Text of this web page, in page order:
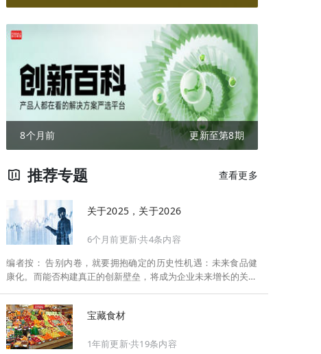
8个月前 更新至第8期
推荐专题 查看更多
关于2025，关于2026
6个月前更新·共4条内容
编者按： 告别内卷，就要拥抱确定的历史性机遇：未来食品健
康化。而能否构建真正的创新壁垒，将成为企业未来增长的关键
《关于2025，关于2026》，将以“创新产品”透视“未来机会”，以
全球视野探寻中国机遇、增长解法，拆解年度标杆的增长逻辑与
谋篇布局，深挖“药食同源”“低GI”“老龄营养”“清洁标签”等热门赛
道的爆品基因，从趋势预判、品类创新、未来增长机会、企业战
宝藏食材
1年前更新·共19条内容